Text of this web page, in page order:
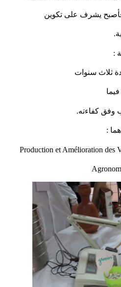
فأصبح يشرف على تكوين
:
ثلاث سنوات
وفق كفاءته.
: